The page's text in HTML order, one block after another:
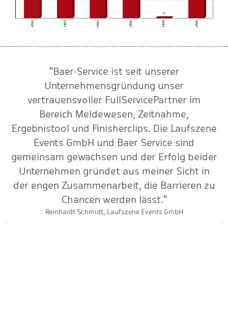
"Baer-Service ist seit unserer
Unternehmensgründung unser
vertrauensvoller FullServicePartner im
Bereich Meldewesen, Zeitnahme,
Ergebnistool und Finisherclips. Die Laufszene
Events GmbH und Baer Service sind
gemeinsam gewachsen und der Erfolg beider
Unternehmen gründet aus meiner Sicht in
der engen Zusammenarbeit, die Barrieren zu
Chancen werden lässt."
Reinhardt Schmidt, Laufszene Events GmbH